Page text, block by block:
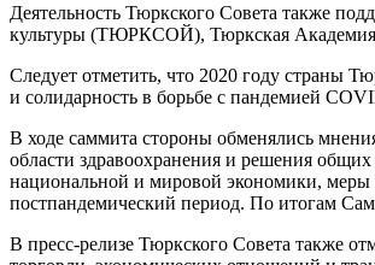
Деятельность Тюркского Совета также
культуры (ТЮРКСОЙ), Тюркская Академия,
Следует отметить, что 2020 году страны
и солидарность в борьбе с пандемией
В ходе саммита стороны обменялись
области здравоохранения и решения
национальной и мировой экономики, меры
постпандемический период. По итогам
В пресс-релизе Тюркского Совета также